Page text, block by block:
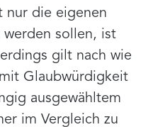
nur die eigenen
werden sollen, ist
gilt nach wie
Glaubwürdigkeit
ausgewähltem
im Vergleich zu